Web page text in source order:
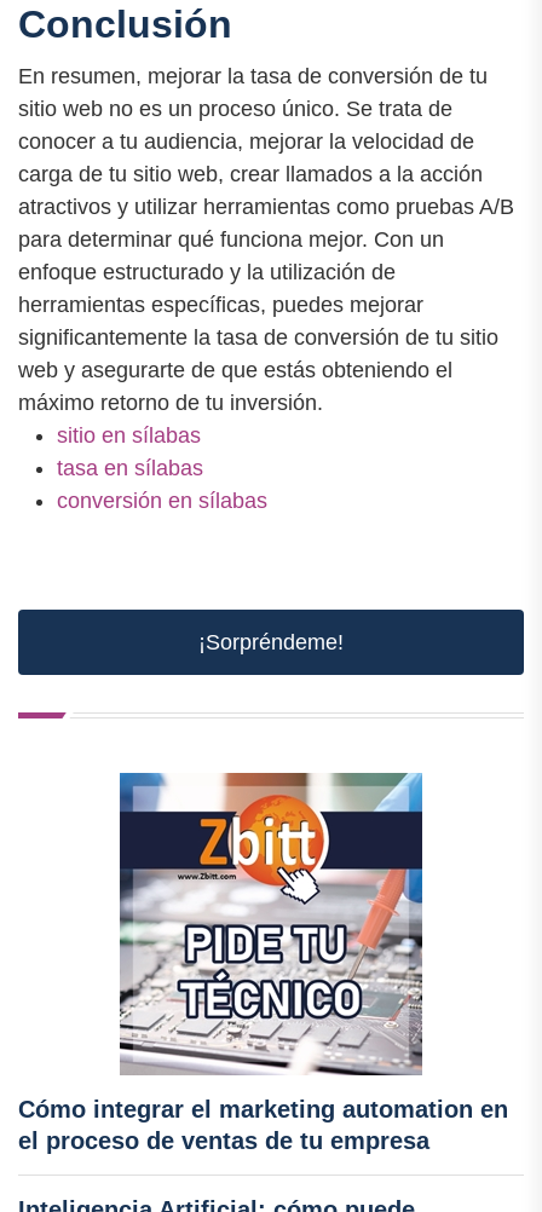
Conclusión
En resumen, mejorar la tasa de conversión de tu
sitio web no es un proceso único. Se trata de
conocer a tu audiencia, mejorar la velocidad de
carga de tu sitio web, crear llamados a la acción
atractivos y utilizar herramientas como pruebas A/B
para determinar qué funciona mejor. Con un
enfoque estructurado y la utilización de
herramientas específicas, puedes mejorar
significantemente la tasa de conversión de tu sitio
web y asegurarte de que estás obteniendo el
máximo retorno de tu inversión.
sitio en sílabas
tasa en sílabas
conversión en sílabas
¡Sorpréndeme!
Cómo integrar el marketing automation en
el proceso de ventas de tu empresa